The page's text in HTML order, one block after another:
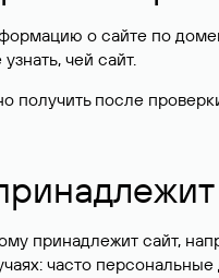
о сайте по
чей сайт.
получить после
принадлежит сайт,
часто